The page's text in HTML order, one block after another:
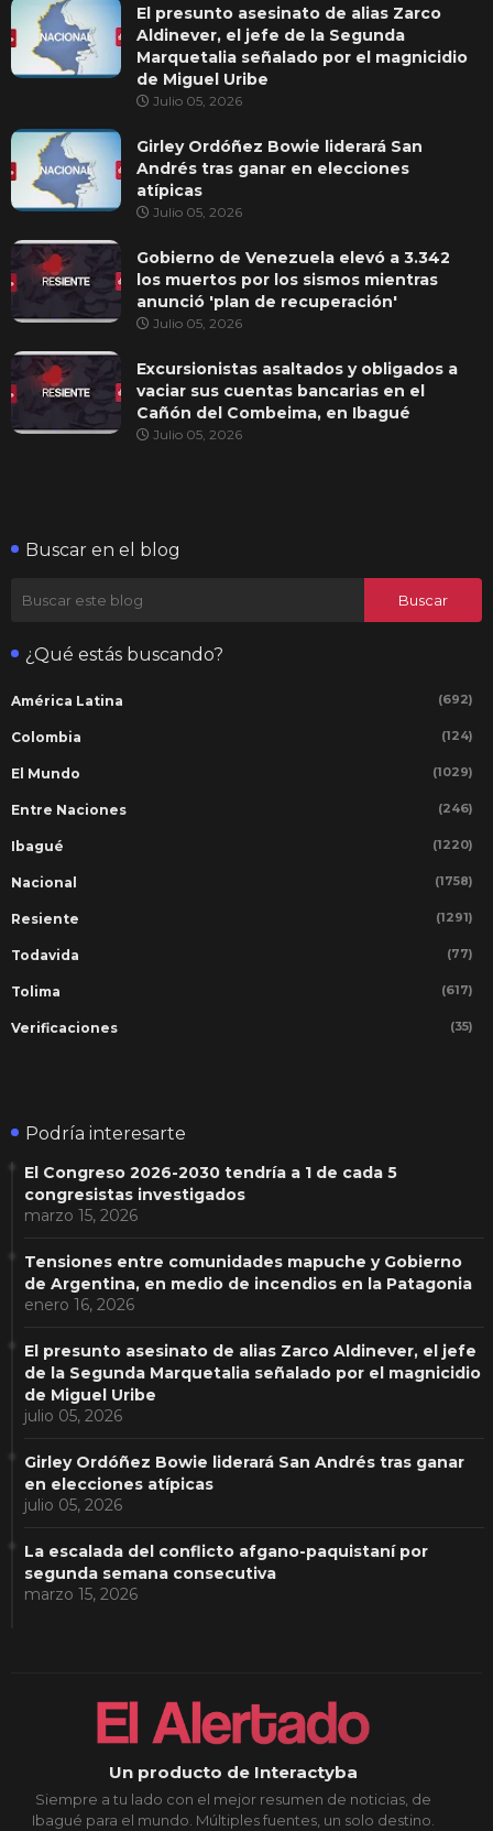
El presunto asesinato de alias Zarco
Aldinever, el jefe de la Segunda
Marquetalia señalado por el magnicidio
de Miguel Uribe
Julio 05, 2026
Girley Ordóñez Bowie liderará San
Andrés tras ganar en elecciones
atípicas
Julio 05, 2026
Gobierno de Venezuela elevó a 3.342
los muertos por los sismos mientras
anunció 'plan de recuperación'
Julio 05, 2026
Excursionistas asaltados y obligados a
vaciar sus cuentas bancarias en el
Cañón del Combeima, en Ibagué
Julio 05, 2026
Buscar en el blog
¿Qué estás buscando?
América Latina (692)
Colombia (124)
El Mundo (1029)
Entre Naciones (246)
Ibagué (1220)
Nacional (1758)
Resiente (1291)
Todavida (77)
Tolima (617)
Verificaciones (35)
Podría interesarte
El Congreso 2026-2030 tendría a 1 de cada 5
congresistas investigados
marzo 15, 2026
Tensiones entre comunidades mapuche y Gobierno
de Argentina, en medio de incendios en la Patagonia
enero 16, 2026
El presunto asesinato de alias Zarco Aldinever, el jefe
de la Segunda Marquetalia señalado por el magnicidio
de Miguel Uribe
julio 05, 2026
Girley Ordóñez Bowie liderará San Andrés tras ganar
en elecciones atípicas
julio 05, 2026
La escalada del conflicto afgano-paquistaní por
segunda semana consecutiva
marzo 15, 2026
Un producto de Interactyba
Siempre a tu lado con el mejor resumen de noticias, de
Ibagué para el mundo. Múltiples fuentes, un solo destino.